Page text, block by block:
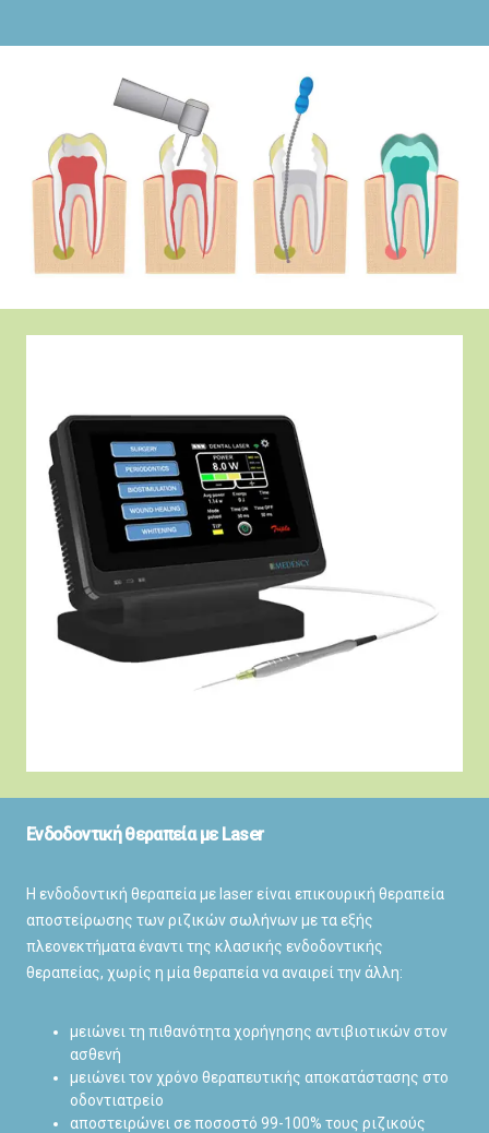
Ενδοδοντική θεραπεία με Laser
Η ενδοδοντική θεραπεία με laser είναι επικουρική θεραπεία
αποστείρωσης των ριζικών σωλήνων με τα εξής
πλεονεκτήματα έναντι της κλασικής ενδοδοντικής
θεραπείας, χωρίς η μία θεραπεία να αναιρεί την άλλη:
μειώνει τη πιθανότητα χορήγησης αντιβιοτικών στον
ασθενή
μειώνει τον χρόνο θεραπευτικής αποκατάστασης στο
οδοντιατρείο
αποστειρώνει σε ποσοστό 99-100% τους ριζικούς